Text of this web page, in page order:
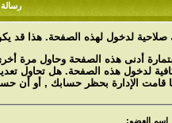
رسالة
لدخول لهذه الصفحة. هذا قد
أدنى هذه الصفحة وحاول مرة
لدخول هذه الصفحة. هل تحاول
قامت الإدارة بحظر حسابك , أو أن
اسم العضو: